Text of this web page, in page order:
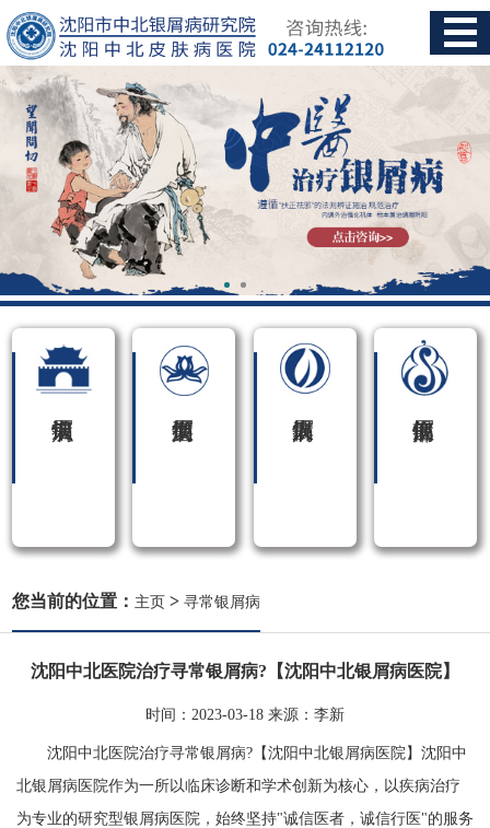
您当前的位置： 主页 >寻常银屑病
沈阳中北医院治疗寻常银屑病?【沈阳中北银屑病医院】
时间： 2023-03-18 来源： 李新
沈阳中北医院治疗寻常银屑病?【沈阳中北银屑病医院】沈阳中
北银屑病医院作为一所以临床诊断和学术创新为核心，以疾病治疗
为专业的研究型银屑病医院，始终坚持"诚信医者，诚信行医"的服务